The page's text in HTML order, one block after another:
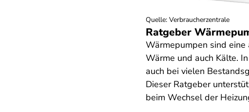
Ratgeber
Wärmepumpen sind eine
Wärme und auch Kälte.
auch bei vielen
Dieser Ratgeber
beim Wechsel der
Quelle: Verbraucherzentrale